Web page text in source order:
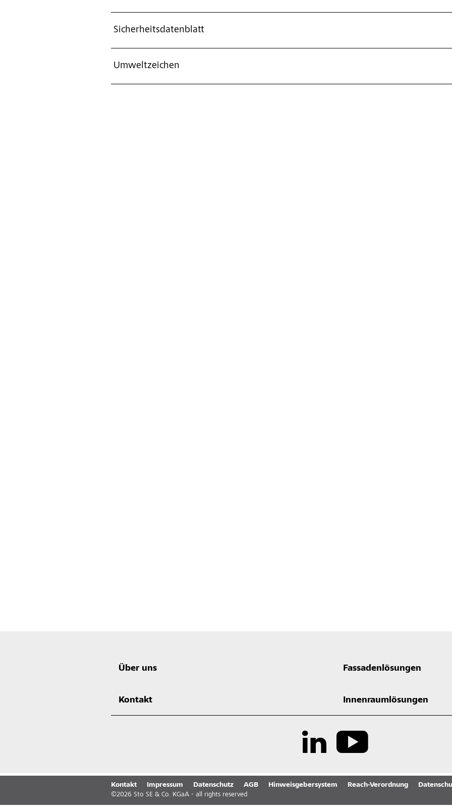
Sicherheitsdatenblatt
Umweltzeichen
Über uns Fassadenlösungen
Kontakt Innenraumlösungen
Kontakt Impressum Datenschutz AGB Hinweisgebersystem Reach-Verordnung
©2026 Sto SE & Co. KGaA - all rights reserved